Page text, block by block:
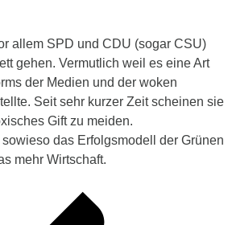
allem SPD und CDU (sogar CSU)
gehen. Vermutlich weil es eine Art
der Medien und der woken
Seit sehr kurzer Zeit scheinen sie
Gift zu meiden.
das Erfolgsmodell der Grünen
mehr Wirtschaft.